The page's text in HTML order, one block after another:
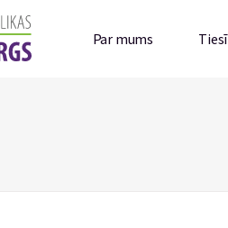
Par mums